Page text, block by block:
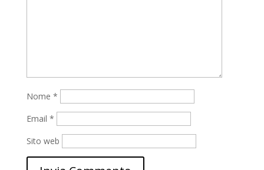
Nome *
Email *
Sito web